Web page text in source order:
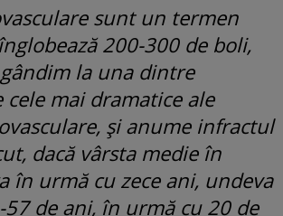
sunt un termen
200-300 de boli,
la una dintre
mai dramatice ale
și anume infractul
dacă vârsta medie în
în urmă cu zece ani, undeva
de ani, în urmă cu 20 de